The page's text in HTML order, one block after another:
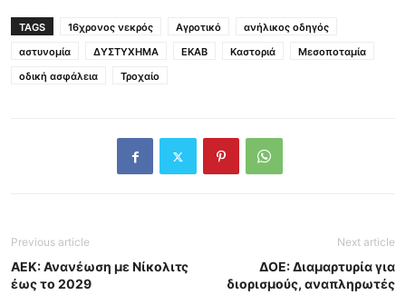
TAGS 16χρονος νεκρός Αγροτικό
ανήλικος οδηγός
αστυνομία
ΔΥΣΤΥΧΗΜΑ ΕΚΑΒ Καστοριά
Μεσοποταμία
οδική ασφάλεια
Τροχαίο
Previous article
AEK: Ανανέωση με Νίκολιτς
έως το 2029
Next article
ΔΟΕ: Διαμαρτυρία για
διορισμούς, αναπληρωτές